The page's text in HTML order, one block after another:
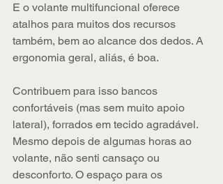
E o volante multifuncional oferece
atalhos para muitos dos recursos
também, bem ao alcance dos dedos. A
ergonomia geral, aliás, é boa.
Contribuem para isso bancos
confortáveis (mas sem muito apoio
lateral), forrados em tecido agradável.
Mesmo depois de algumas horas ao
volante, não senti cansaço ou
desconforto. O espaço para os